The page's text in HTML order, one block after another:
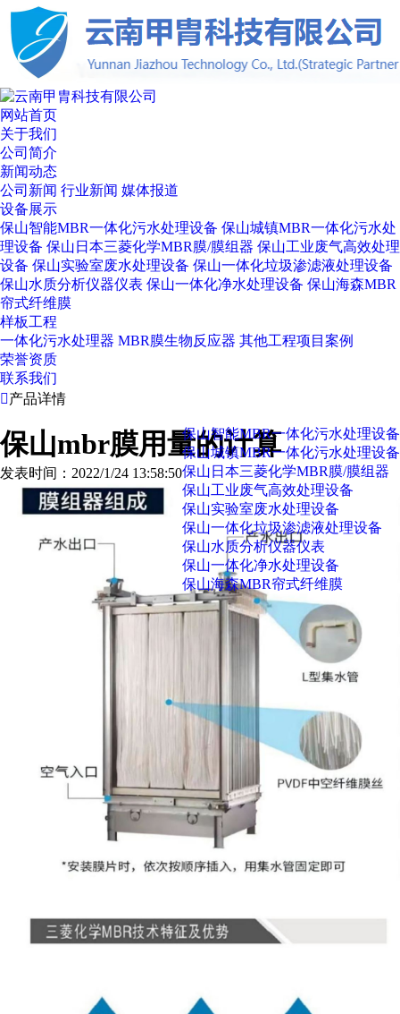
网站首页
关于我们
公司简介
新闻动态
公司新闻 行业新闻 媒体报道
设备展示
保山智能MBR一体化污水处理设备 保山城镇MBR一体化污水处
理设备 保山日本三菱化学MBR膜/膜组器 保山工业废气高效处理
设备 保山实验室废水处理设备 保山一体化垃圾渗滤液处理设备
保山水质分析仪器仪表 保山一体化净水处理设备 保山海森MBR
帘式纤维膜
样板工程
一体化污水处理器 MBR膜生物反应器 其他工程项目案例
荣誉资质
联系我们
产品详情
保山智能MBR一体化污水处理设备
保山城镇MBR一体化污水处理设备
保山日本三菱化学MBR膜/膜组器
保山工业废气高效处理设备
保山实验室废水处理设备
保山一体化垃圾渗滤液处理设备
保山水质分析仪器仪表
保山一体化净水处理设备
保山海森MBR帘式纤维膜
保山mbr膜用量的计算
发表时间：2022/1/24 13:58:50